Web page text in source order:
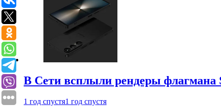
В Сети всплыли рендеры флагмана
1 год спустя1 год спустя